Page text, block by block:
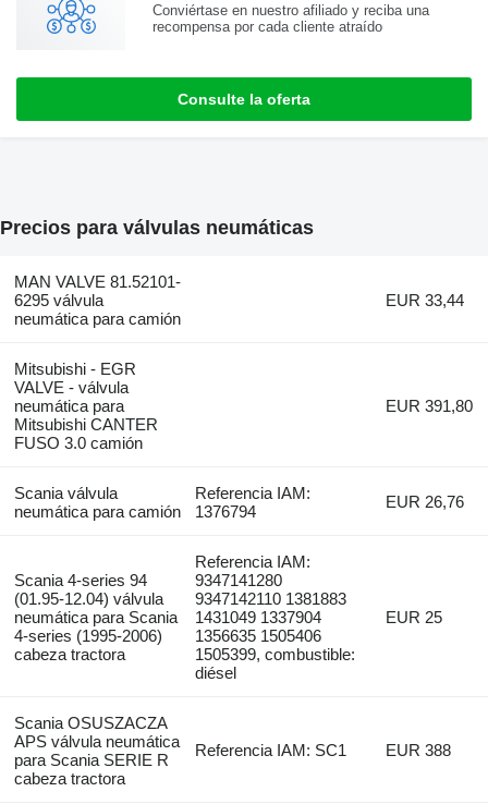
Conviértase en nuestro afiliado y reciba una
recompensa por cada cliente atraído
Consulte la oferta
Precios para válvulas neumáticas
MAN VALVE 81.52101-
6295 válvula
neumática para camión
EUR 33,44
Mitsubishi - EGR
VALVE - válvula
neumática para
Mitsubishi CANTER
FUSO 3.0 camión
EUR 391,80
Scania válvula
neumática para camión
Referencia IAM:
1376794
EUR 26,76
Scania 4-series 94
(01.95-12.04) válvula
neumática para Scania
4-series (1995-2006)
cabeza tractora
Referencia IAM:
9347141280
9347142110 1381883
1431049 1337904
1356635 1505406
1505399, combustible:
diésel
EUR 25
Scania OSUSZACZA
APS válvula neumática
para Scania SERIE R
cabeza tractora
Referencia IAM: SC1 EUR 388